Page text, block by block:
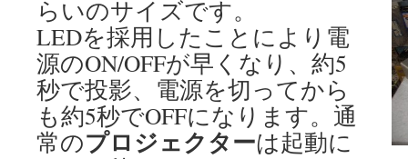
らいのサイズです。
LEDを採用したことにより電
源のON/OFFが早くなり、約5
秒で投影、電源を切ってから
も約5秒でOFFになります。通
常のプロジェクターは起動に